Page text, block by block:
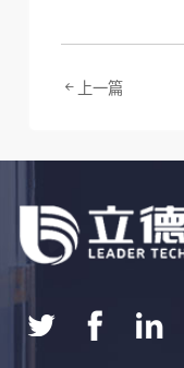
上一篇